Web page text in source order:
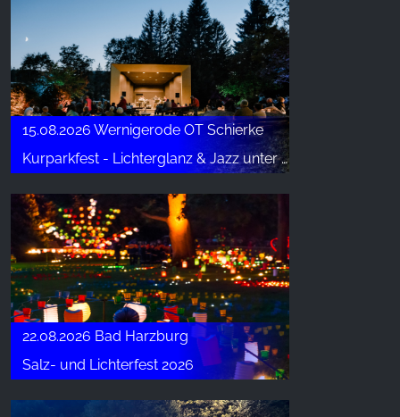
15.08.2026 Wernigerode OT Schierke
Kurparkfest - Lichterglanz & Jazz unter alten Bäumen
22.08.2026 Bad Harzburg
Salz- und Lichterfest 2026